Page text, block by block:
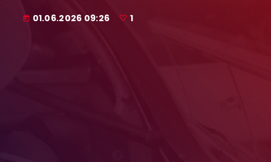
today 01.06.2026 09:26 1